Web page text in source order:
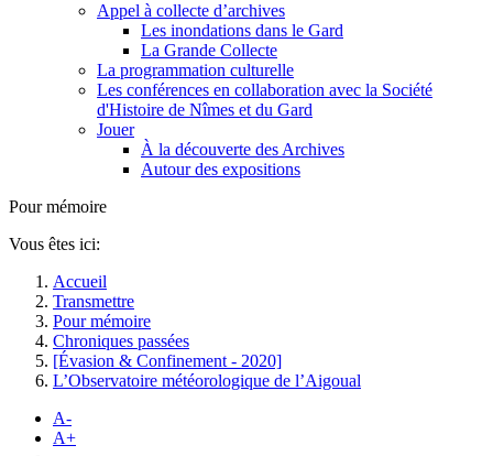
Appel à collecte d’archives
Les inondations dans le Gard
La Grande Collecte
La programmation culturelle
Les conférences en collaboration avec la Société
d'Histoire de Nîmes et du Gard
Jouer
À la découverte des Archives
Autour des expositions
Pour mémoire
Vous êtes ici:
Accueil
Transmettre
Pour mémoire
Chroniques passées
[Évasion & Confinement - 2020]
L’Observatoire météorologique de l’Aigoual
A-
A+